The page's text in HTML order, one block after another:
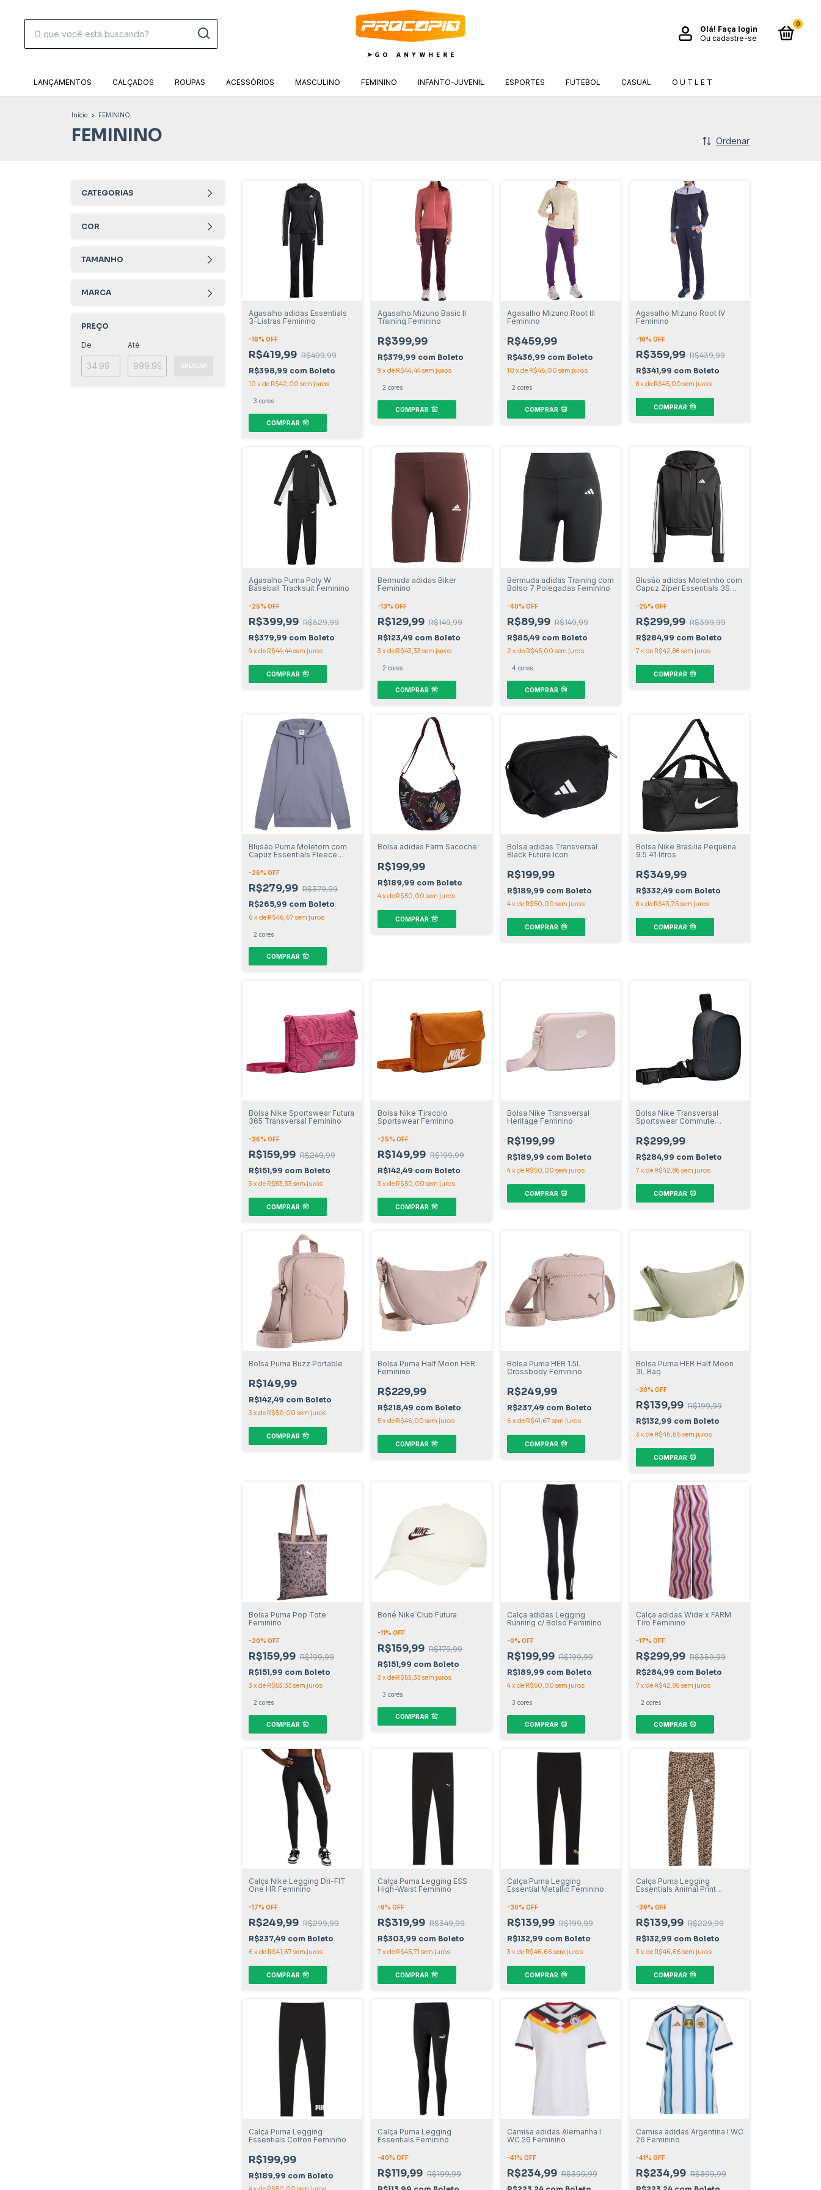
Olá! Faça login
Ou cadastre-se
0
LANÇAMENTOS CALÇADOS ROUPAS ACESSÓRIOS MASCULINO FEMININO INFANTO-JUVENIL ESPORTES FUTEBOL CASUAL O U T L E T
Início > FEMININO
FEMININO Ordenar
CATEGORIAS
COR
TAMANHO
MARCA
PREÇO
De Até
APLICAR
Agasalho adidas Essentials
3-Listras Feminino
-16% OFF
R$419,99 R$499,99
R$398,99 com Boleto
10 x de R$42,00 sem juros
3 cores
COMPRAR
Agasalho Mizuno Basic II
Training Feminino
R$399,99
R$379,99 com Boleto
9 xde R$44,44sem juros
2 cores
COMPRAR
Agasalho Mizuno Root III
Feminino
R$459,99
R$436,99 com Boleto
10 x de R$46,00 sem juros
2 cores
COMPRAR
Agasalho Mizuno Root IV
Feminino
-18% OFF
R$359,99 R$439,99
R$341,99 com Boleto
8x de R$45,00 sem juros
COMPRAR
Agasalho Puma Poly W
Baseball Tracksuit Feminino
-25% OFF
R$399,99 R$529,99
R$379,99 com Boleto
9 x de R$44,44sem juros
COMPRAR
Bermuda adidas Biker
Feminino
-13% OFF
R$129,99 R$149,99
R$123,49 com Boleto
3 xde R$43,33 sem juros
2 cores
COMPRAR
Bermuda adidas Training com
Bolso 7 Polegadas Feminino
-40% OFF
R$89,99 R$149,99
R$85,49 com Boleto
2 x de R$45,00 sem juros
4 cores
COMPRAR
Blusão adidas Moletinho com
Capuz Zíper Essentials 3S
-25% OFF
R$299,99 R$399,99
R$284,99 com Boleto
7 x de R$42,86 sem juros
COMPRAR
Blusão Puma Moletom com
Capuz Essentials Fleece
-26% OFF
R$279,99 R$379,99
R$265,99 com Boleto
6 x de R$46,67 sem juros
2 cores
COMPRAR
Bolsa adidas Farm Sacoche
R$199,99
R$189,99 com Boleto
4xde R$50,00 sem juros
COMPRAR
Bolsa adidas Transversal
Black Future Icon
R$199,99
R$189,99 com Boleto
4x de R$50,00 sem juros
COMPRAR
Bolsa Nike Brasilia Pequena
9.5 41 litros
R$349,99
R$332,49 com Boleto
8x de R$43,75sem juros
COMPRAR
Bolsa Nike Sportswear Futura
365 Transversal Feminino
-36% OFF
R$159,99 R$249,99
R$151,99 com Boleto
3 x de R$53,33 sem juros
COMPRAR
Bolsa Nike Tiracolo
Sportswear Feminino
-25% OFF
R$149,99 R$199,99
R$142,49 com Boleto
3 xde R$50,00 sem juros
COMPRAR
Bolsa Nike Transversal
Heritage Feminino
R$199,99
R$189,99 com Boleto
4x de R$50,00 sem juros
COMPRAR
Bolsa Nike Transversal
Sportswear Commute
R$299,99
R$284,99 com Boleto
7 x de R$42,86 sem juros
COMPRAR
Bolsa Puma Buzz Portable
R$149,99
R$142,49 com Boleto
3 x de R$50,00 sem juros
COMPRAR
Bolsa Puma Half Moon HER
Feminino
R$229,99
R$218,49 com Boleto
5xde R$46,00 sem juros
COMPRAR
Bolsa Puma HER 1.5L
Crossbody Feminino
R$249,99
R$237,49 com Boleto
6 x de R$41,67 sem juros
COMPRAR
Bolsa Puma HER Half Moon
3L Bag
-30% OFF
R$139,99 R$199,99
R$132,99 com Boleto
3 x de R$46,66 sem juros
COMPRAR
Bolsa Puma Pop Tote
Feminino
-20% OFF
R$159,99 R$199,99
R$151,99 com Boleto
3 x de R$53,33 sem juros
2 cores
COMPRAR
Boné Nike Club Futura
-11% OFF
R$159,99 R$179,99
R$151,99 com Boleto
3 xde R$53,33 sem juros
3 cores
COMPRAR
Calça adidas Legging
Running c/ Bolso Feminino
-0% OFF
R$199,99 R$199,99
R$189,99 com Boleto
4x de R$50,00 sem juros
3 cores
COMPRAR
Calça adidas Wide x FARM
Tiro Feminino
-17% OFF
R$299,99 R$359,99
R$284,99 com Boleto
7 x de R$42,86 sem juros
2 cores
COMPRAR
Calça Nike Legging Dri-FIT
One HR Feminino
-17% OFF
R$249,99 R$299,99
R$237,49 com Boleto
6 x de R$41,67 sem juros
COMPRAR
Calça Puma Legging ESS
High-Waist Feminino
-9% OFF
R$319,99 R$349,99
R$303,99 com Boleto
7 xde R$45,71 sem juros
COMPRAR
Calça Puma Legging
Essential Metallic Feminino
-30% OFF
R$139,99 R$199,99
R$132,99 com Boleto
3 x de R$46,66 sem juros
COMPRAR
Calça Puma Legging
Essentials Animal Print
-39% OFF
R$139,99 R$229,99
R$132,99 com Boleto
3 x de R$46,66 sem juros
COMPRAR
Calça Puma Legging
Essentials Cotton Feminino
R$199,99
R$189,99 com Boleto
Calça Puma Legging
Essentials Feminino
-40% OFF
R$119,99 R$199,99
Camisa adidas Alemanha I
WC 26 Feminino
-41% OFF
R$234,99 R$399,99
Camisa adidas Argentina I WC
26 Feminino
-41% OFF
R$234,99 R$399,99